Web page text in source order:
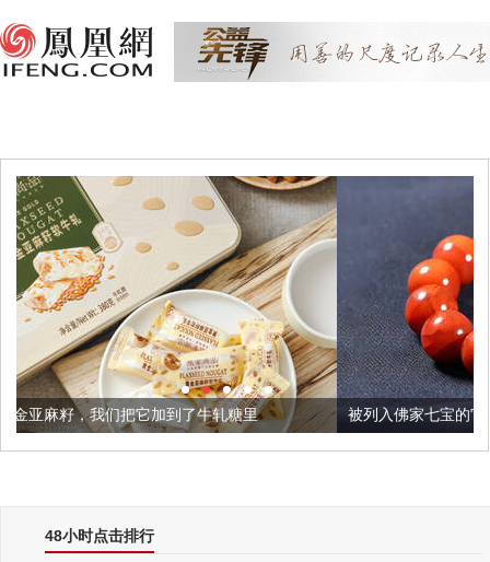
它加到了牛轧糖里 被列入佛家七宝的它到底有多美？
48小时点击排行